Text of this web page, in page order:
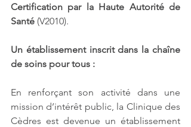
Certification par la Haute Autorité de
Santé (V2010).
Un établissement inscrit dans la chaîne
de soins pour tous :
En renforçant son activité dans une
mission d’intérêt public, la Clinique des
Cèdres est devenue un établissement